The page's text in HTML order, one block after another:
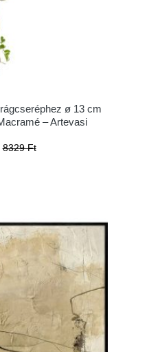
ø 13 cm
– Artevasi
8329 Ft